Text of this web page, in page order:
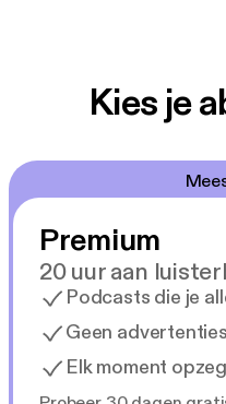
Kies je
Premium
20 uur aan
Podcasts die je
Geen
Elk moment